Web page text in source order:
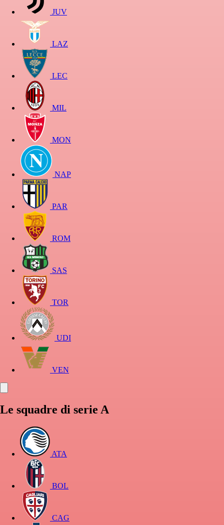
JUV
LAZ
LEC
MIL
MON
NAP
PAR
ROM
SAS
TOR
UDI
VEN
Le squadre di serie A
ATA
BOL
CAG